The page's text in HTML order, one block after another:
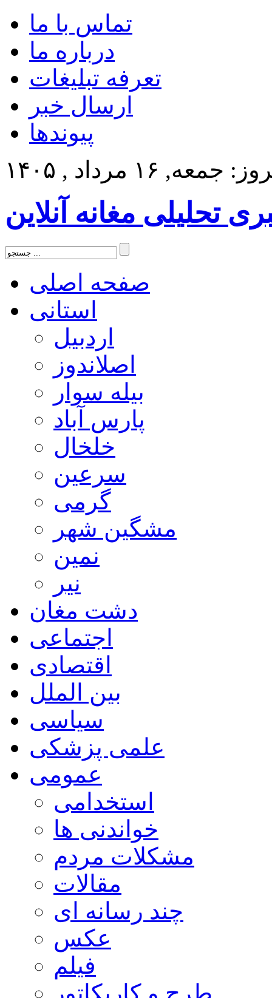
تماس با ما
درباره ما
تعرفه تبلیغات
ارسال خبر
پیوندها
جمعه, ۱۶ مرداد , ۱۴۰۵
تحلیلی مغانه آنلاین
صفحه اصلی
استانی
اردبیل
اصلاندوز
بیله سوار
پارس آباد
خلخال
سرعین
گرمی
مشگین شهر
نمین
نیر
دشت مغان
اجتماعی
اقتصادی
بین الملل
سیاسی
علمی پزشکی
عمومی
استخدامی
خواندنی ها
مشکلات مردم
مقالات
چند رسانه ای
عکس
فیلم
طرح و کاریکاتور